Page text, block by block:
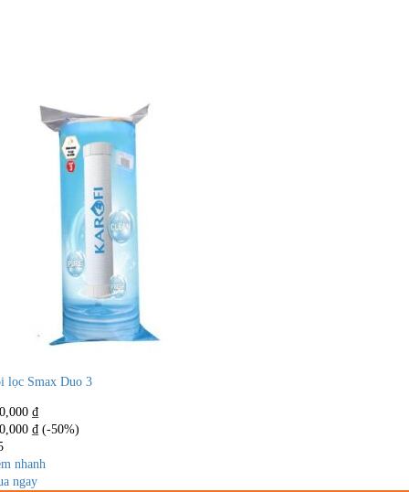
lọc Smax Duo 3
₫
₫ (-50%)
nhanh
ngay